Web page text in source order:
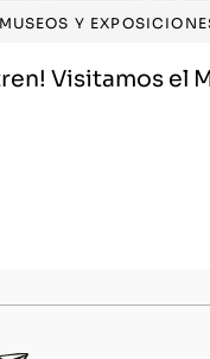
MUSEOS Y
Visitamos el